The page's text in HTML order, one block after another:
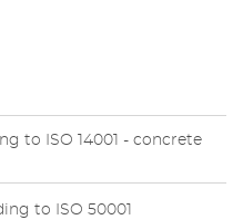
to ISO 14001 - concrete
to ISO 50001